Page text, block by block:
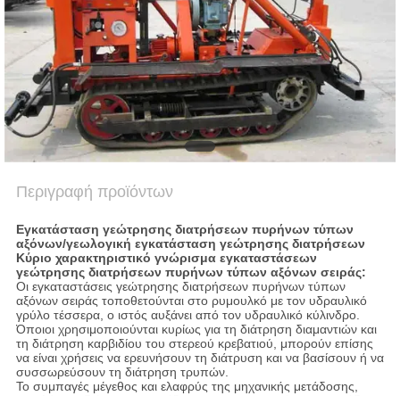
SITEMAP
ΠΟΛΙΤΙΚΉ
ΑΠΟΡΡΉΤΟΥ
Περιγραφή προϊόντων
Εγκατάσταση γεώτρησης διατρήσεων πυρήνων τύπων
αξόνων/γεωλογική εγκατάσταση γεώτρησης διατρήσεων
Κύριο χαρακτηριστικό γνώρισμαεγκαταστάσεων
γεώτρησης διατρήσεων πυρήνων τύπων αξόνων σειράς:
Οι εγκαταστάσεις γεώτρησης διατρήσεων πυρήνων τύπων
αξόνων σειράς τοποθετούνται στο ρυμουλκό με τον υδραυλικό
γρύλο τέσσερα, ο ιστός αυξάνει από τον υδραυλικό κύλινδρο.
Όποιοι χρησιμοποιούνται κυρίως για τη διάτρηση διαμαντιών και
τη διάτρηση καρβιδίου του στερεού κρεβατιού, μπορούν επίσης
να είναι χρήσεις να ερευνήσουν τη διάτρυση και να βασίσουν ή να
συσσωρεύσουν τη διάτρηση τρυπών.
Το συμπαγές μέγεθος και ελαφρύς της μηχανικής μετάδοσης,